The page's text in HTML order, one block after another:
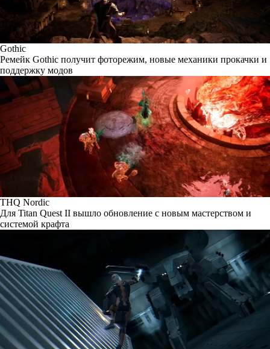
Gothic
Ремейк Gothic получит фоторежим, новые механики прокачки и
поддержку модов
THQ Nordic
Для Titan Quest II вышло обновление с новым мастерством и
системой крафта